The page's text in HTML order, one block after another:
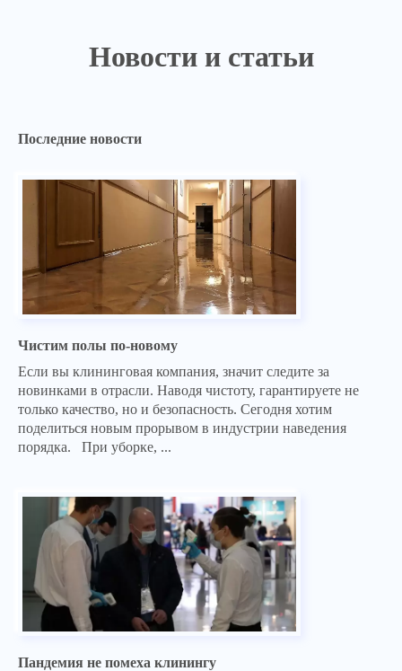
Новости и статьи
Последние новости
Чистим полы по-новому
Если вы клининговая компания, значит следите за
новинками в отрасли. Наводя чистоту, гарантируете не
только качество, но и безопасность. Сегодня хотим
поделиться новым прорывом в индустрии наведения
порядка. При уборке, ...
Пандемия не помеха клинингу